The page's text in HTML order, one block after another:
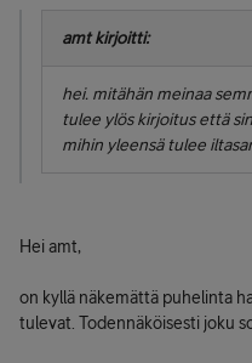
amt kirjoitti:
hei. mitähän meinaa
tulee ylös kirjoitus että
mihin yleensä tulee
Hei amt,
on kyllä näkemättä puhelinta
tulevat. Todennäköisesti joku